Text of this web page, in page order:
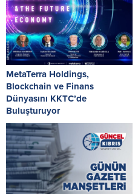
MetaTerra Holdings,
Blockchain ve Finans
Dünyasını KKTC’de
Buluşturuyor
Blockchain teknolojisini finansal
sistemlerle bir araya getiren
Miracle, kurumsal dönüşümünü
tamamlayarak MetaTerra Holdings
adıyla yeni...